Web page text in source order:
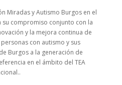
Miradas y Autismo Burgos en el
su compromiso conjunto con la
y la mejora continua de
con autismo y sus
Burgos a la generación de
en el ámbito del TEA